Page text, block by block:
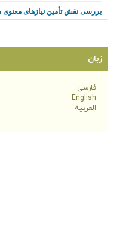
زبان
فارسی
English
العربية